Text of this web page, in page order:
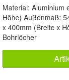
Material: Aluminium
Höhe) Außenmaß:
x 400mm (Breite x
Bohrlöcher